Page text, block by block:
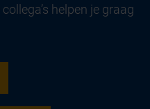
collega’s helpen je graag